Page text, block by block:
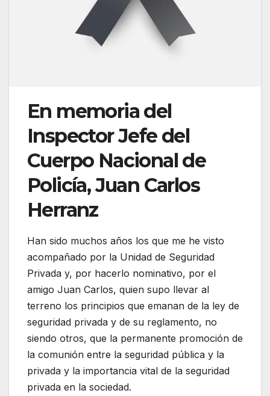
En memoria del
Inspector Jefe del
Cuerpo Nacional de
Policía, Juan Carlos
Herranz
Han sido muchos años los que me he visto
acompañado por la Unidad de Seguridad
Privada y, por hacerlo nominativo, por el
amigo Juan Carlos, quien supo llevar al
terreno los principios que emanan de la ley de
seguridad privada y de su reglamento, no
siendo otros, que la permanente promoción de
la comunión entre la seguridad pública y la
privada y la importancia vital de la seguridad
privada en la sociedad.